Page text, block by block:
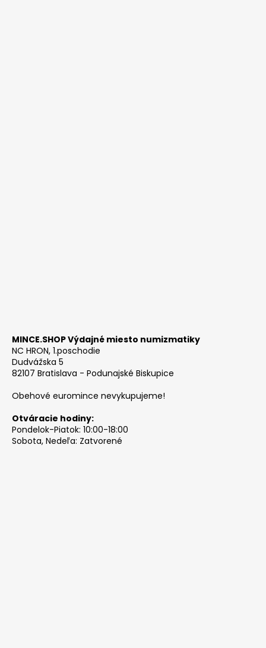
MINCE.SHOP Výdajné miesto numizmatiky
NC HRON, 1.poschodie
Dudvážska 5
82107 Bratislava - Podunajské Biskupice
Obehové euromince nevykupujeme!
Otváracie hodiny:
Pondelok-Piatok: 10:00-18:00
Sobota, Nedeľa: Zatvorené